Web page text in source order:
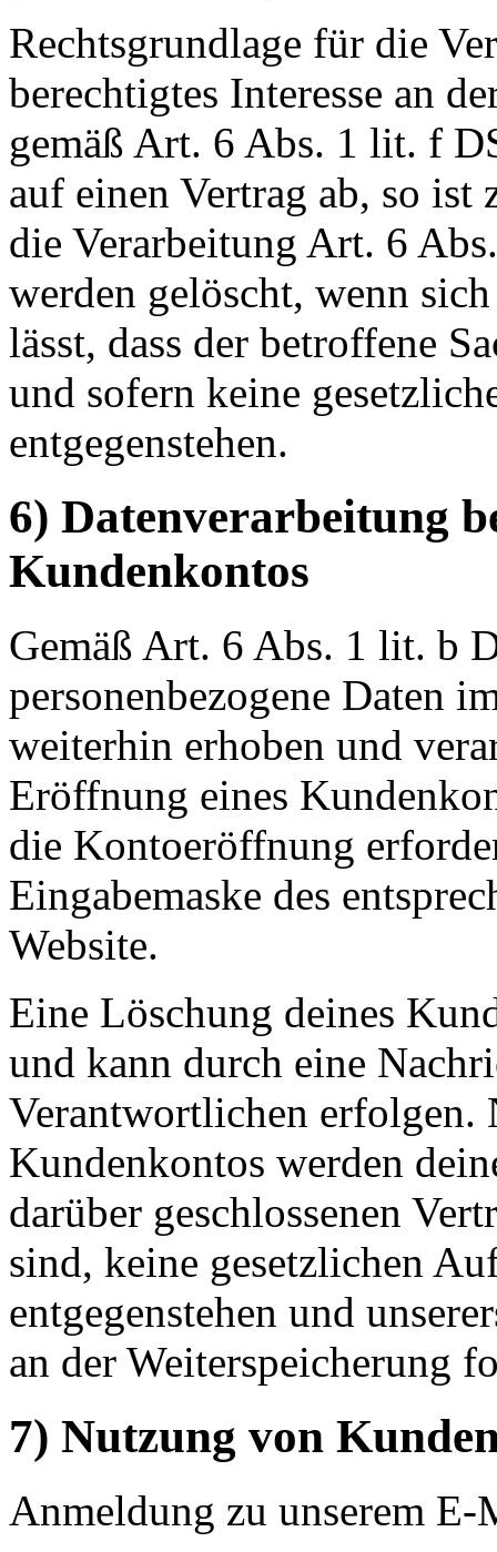
Rechtsgrundlage für die
berechtigtes Interesse an
gemäß Art. 6 Abs. 1 lit. f
auf einen Vertrag ab, so ist
die Verarbeitung Art. 6
werden gelöscht, wenn
lässt, dass der betroffene
und sofern keine
entgegenstehen.
6) Datenverarbeitung
Kundenkontos
Gemäß Art. 6 Abs. 1 lit. b
personenbezogene Daten
weiterhin erhoben und
Eröffnung eines
die Kontoeröffnung
Eingabemaske des
Website.
Eine Löschung deines
und kann durch eine
Verantwortlichen erfolgen.
Kundenkontos werden
darüber geschlossenen
sind, keine gesetzlichen
entgegenstehen und
an der Weiterspeicherung
7) Nutzung von
Anmeldung zu unserem